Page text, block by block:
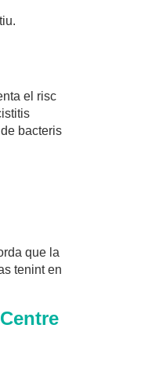
el risc
bacteris
que la
tenint en